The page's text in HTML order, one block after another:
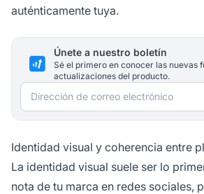
auténticamente tuya.
Únete a nuestro boletín
Sé el primero en conocer las nuevas
actualizaciones del producto.
Dirección de correo electrónico
Identidad visual y coherencia entre
La identidad visual suele ser lo
nota de tu marca en redes sociales,